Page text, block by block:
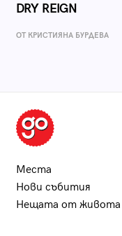
DRY REIGN
ОТ КРИСТИЯНА БУРДЕВА
Места
Нови събития
Нещата от живота